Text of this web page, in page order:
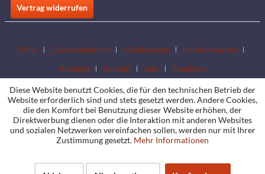
Vertrag widerrufen
FAQs Downloadbereich Händlersuche
Händler werden
Kataloge
Kontakt Jobs Standorte
Diese Website benutzt Cookies, die für den technischen Betrieb der
Website erforderlich sind und stets gesetzt werden. Andere Cookies,
die den Komfort bei Benutzung dieser Website erhöhen, der
Direktwerbung dienen oder die Interaktion mit anderen Websites
und sozialen Netzwerken vereinfachen sollen, werden nur mit Ihrer
Zustimmung gesetzt. Mehr Informationen